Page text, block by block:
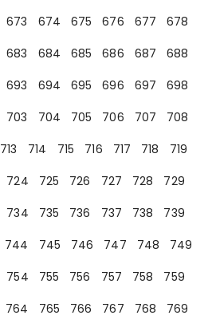
673 674 675 676 677
678
683 684 685 686 687
688
693 694 695 696 697
698
703 704 705 706 707
708
713 714 715 716 717 718
719
724 725 726 727 728
729
734 735 736 737 738
739
744 745 746 747 748
749
754 755 756 757 758
759
764 765 766 767 768
769